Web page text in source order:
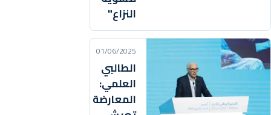
النزاع"
01/06/2025
الطالبي
العلمي:
المعارضة